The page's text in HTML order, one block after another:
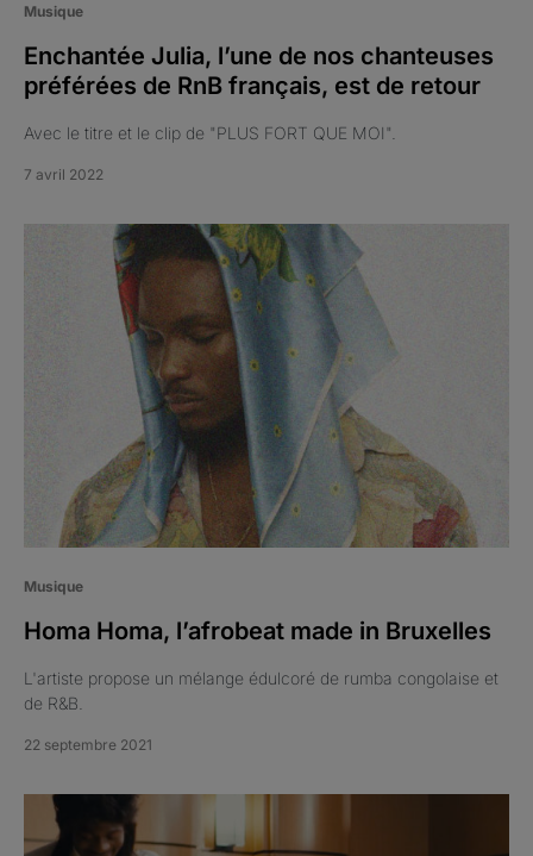
Musique
Enchantée Julia, l’une de nos chanteuses
préférées de RnB français, est de retour
Avec le titre et le clip de "PLUS FORT QUE MOI".
7 avril 2022
Musique
Homa Homa, l’afrobeat made in Bruxelles
L'artiste propose un mélange édulcoré de rumba congolaise et
de R&B.
22 septembre 2021